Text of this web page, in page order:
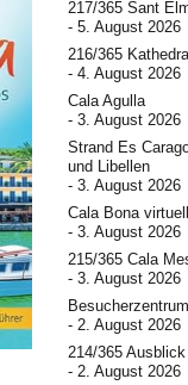
217/365 Sant
5. August 2026
216/365
4. August 2026
Cala Agulla
3. August 2026
Strand Es
und Libellen
3. August 2026
Cala Bona virtuell
3. August 2026
215/365 Cala
3. August 2026
2. August 2026
214/365
2. August 2026